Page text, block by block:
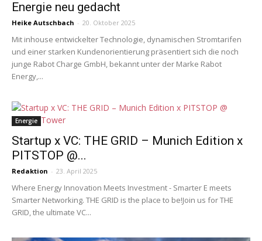
Energie neu gedacht
Heike Autschbach - 20. Oktober 2025
Mit inhouse entwickelter Technologie, dynamischen Stromtarifen
und einer starken Kundenorientierung präsentiert sich die noch
junge Rabot Charge GmbH, bekannt unter der Marke Rabot
Energy,...
Energie
Startup x VC: THE GRID – Munich Edition x
PITSTOP @...
Redaktion - 23. April 2025
Where Energy Innovation Meets Investment - Smarter E meets
Smarter Networking. THE GRID is the place to be! ​Join us for THE
GRID, the ultimate VC...